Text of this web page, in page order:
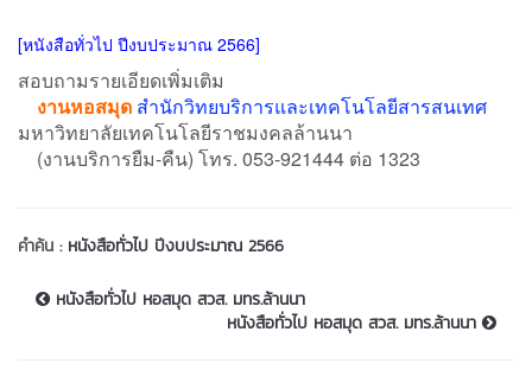
[หนังสือทั่วไป ปีงบประมาณ 2566]
สอบถามรายเอียดเพิ่มเติม
งานหอสมุด สำนักวิทยบริการและเทคโนโลยีสารสนเทศ
มหาวิทยาลัยเทคโนโลยีราชมงคลล้านนา
(งานบริการยืม-คืน) โทร. 053-921444 ต่อ 1323
คำค้น : หนังสือทั่วไป ปีงบประมาณ 2566
หนังสือทั่วไป หอสมุด สวส. มทร.ล้านนา
หนังสือทั่วไป หอสมุด สวส. มทร.ล้านนา